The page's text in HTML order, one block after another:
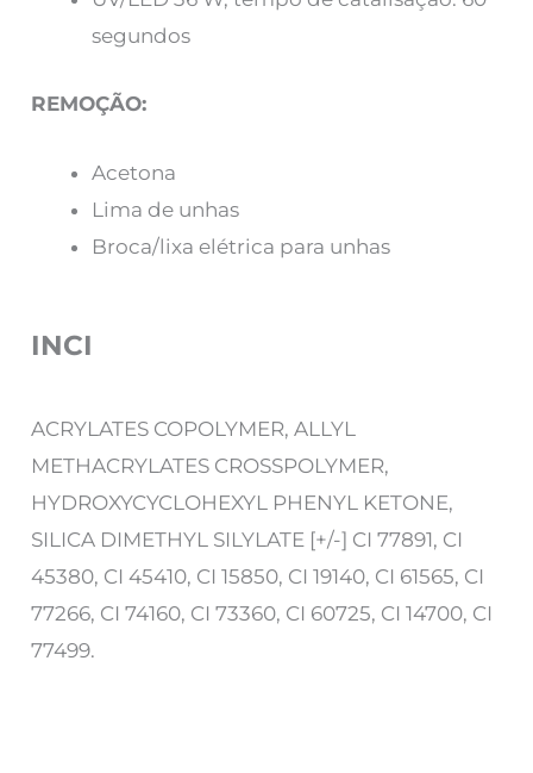
segundos
REMOÇÃO:
Acetona
Lima de unhas
Broca/lixa elétrica para unhas
INCI
ACRYLATES COPOLYMER, ALLYL
METHACRYLATES CROSSPOLYMER,
HYDROXYCYCLOHEXYL PHENYL KETONE,
SILICA DIMETHYL SILYLATE [+/-] CI 77891, CI
45380, CI 45410, CI 15850, CI 19140, CI 61565, CI
77266, CI 74160, CI 73360, CI 60725, CI 14700, CI
77499.